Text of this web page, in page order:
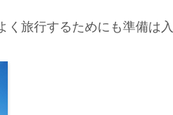
旅行するためにも準備は入